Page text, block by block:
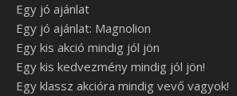
Egy jó ajánlat
Egy jó ajánlat: Magnolion
Egy kis akció mindig jól jön
Egy kis kedvezmény mindig jól jön!
Egy klassz akcióra mindig vevő vagyok!